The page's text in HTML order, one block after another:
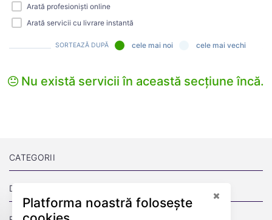
Arată profesioniști online
Arată servicii cu livrare instantă
SORTEAZĂ DUPĂ cele mai noi cele mai vechi
Nu există servicii în această secțiune încă.
CATEGORII
DESPRE
Platforma noastră folosește